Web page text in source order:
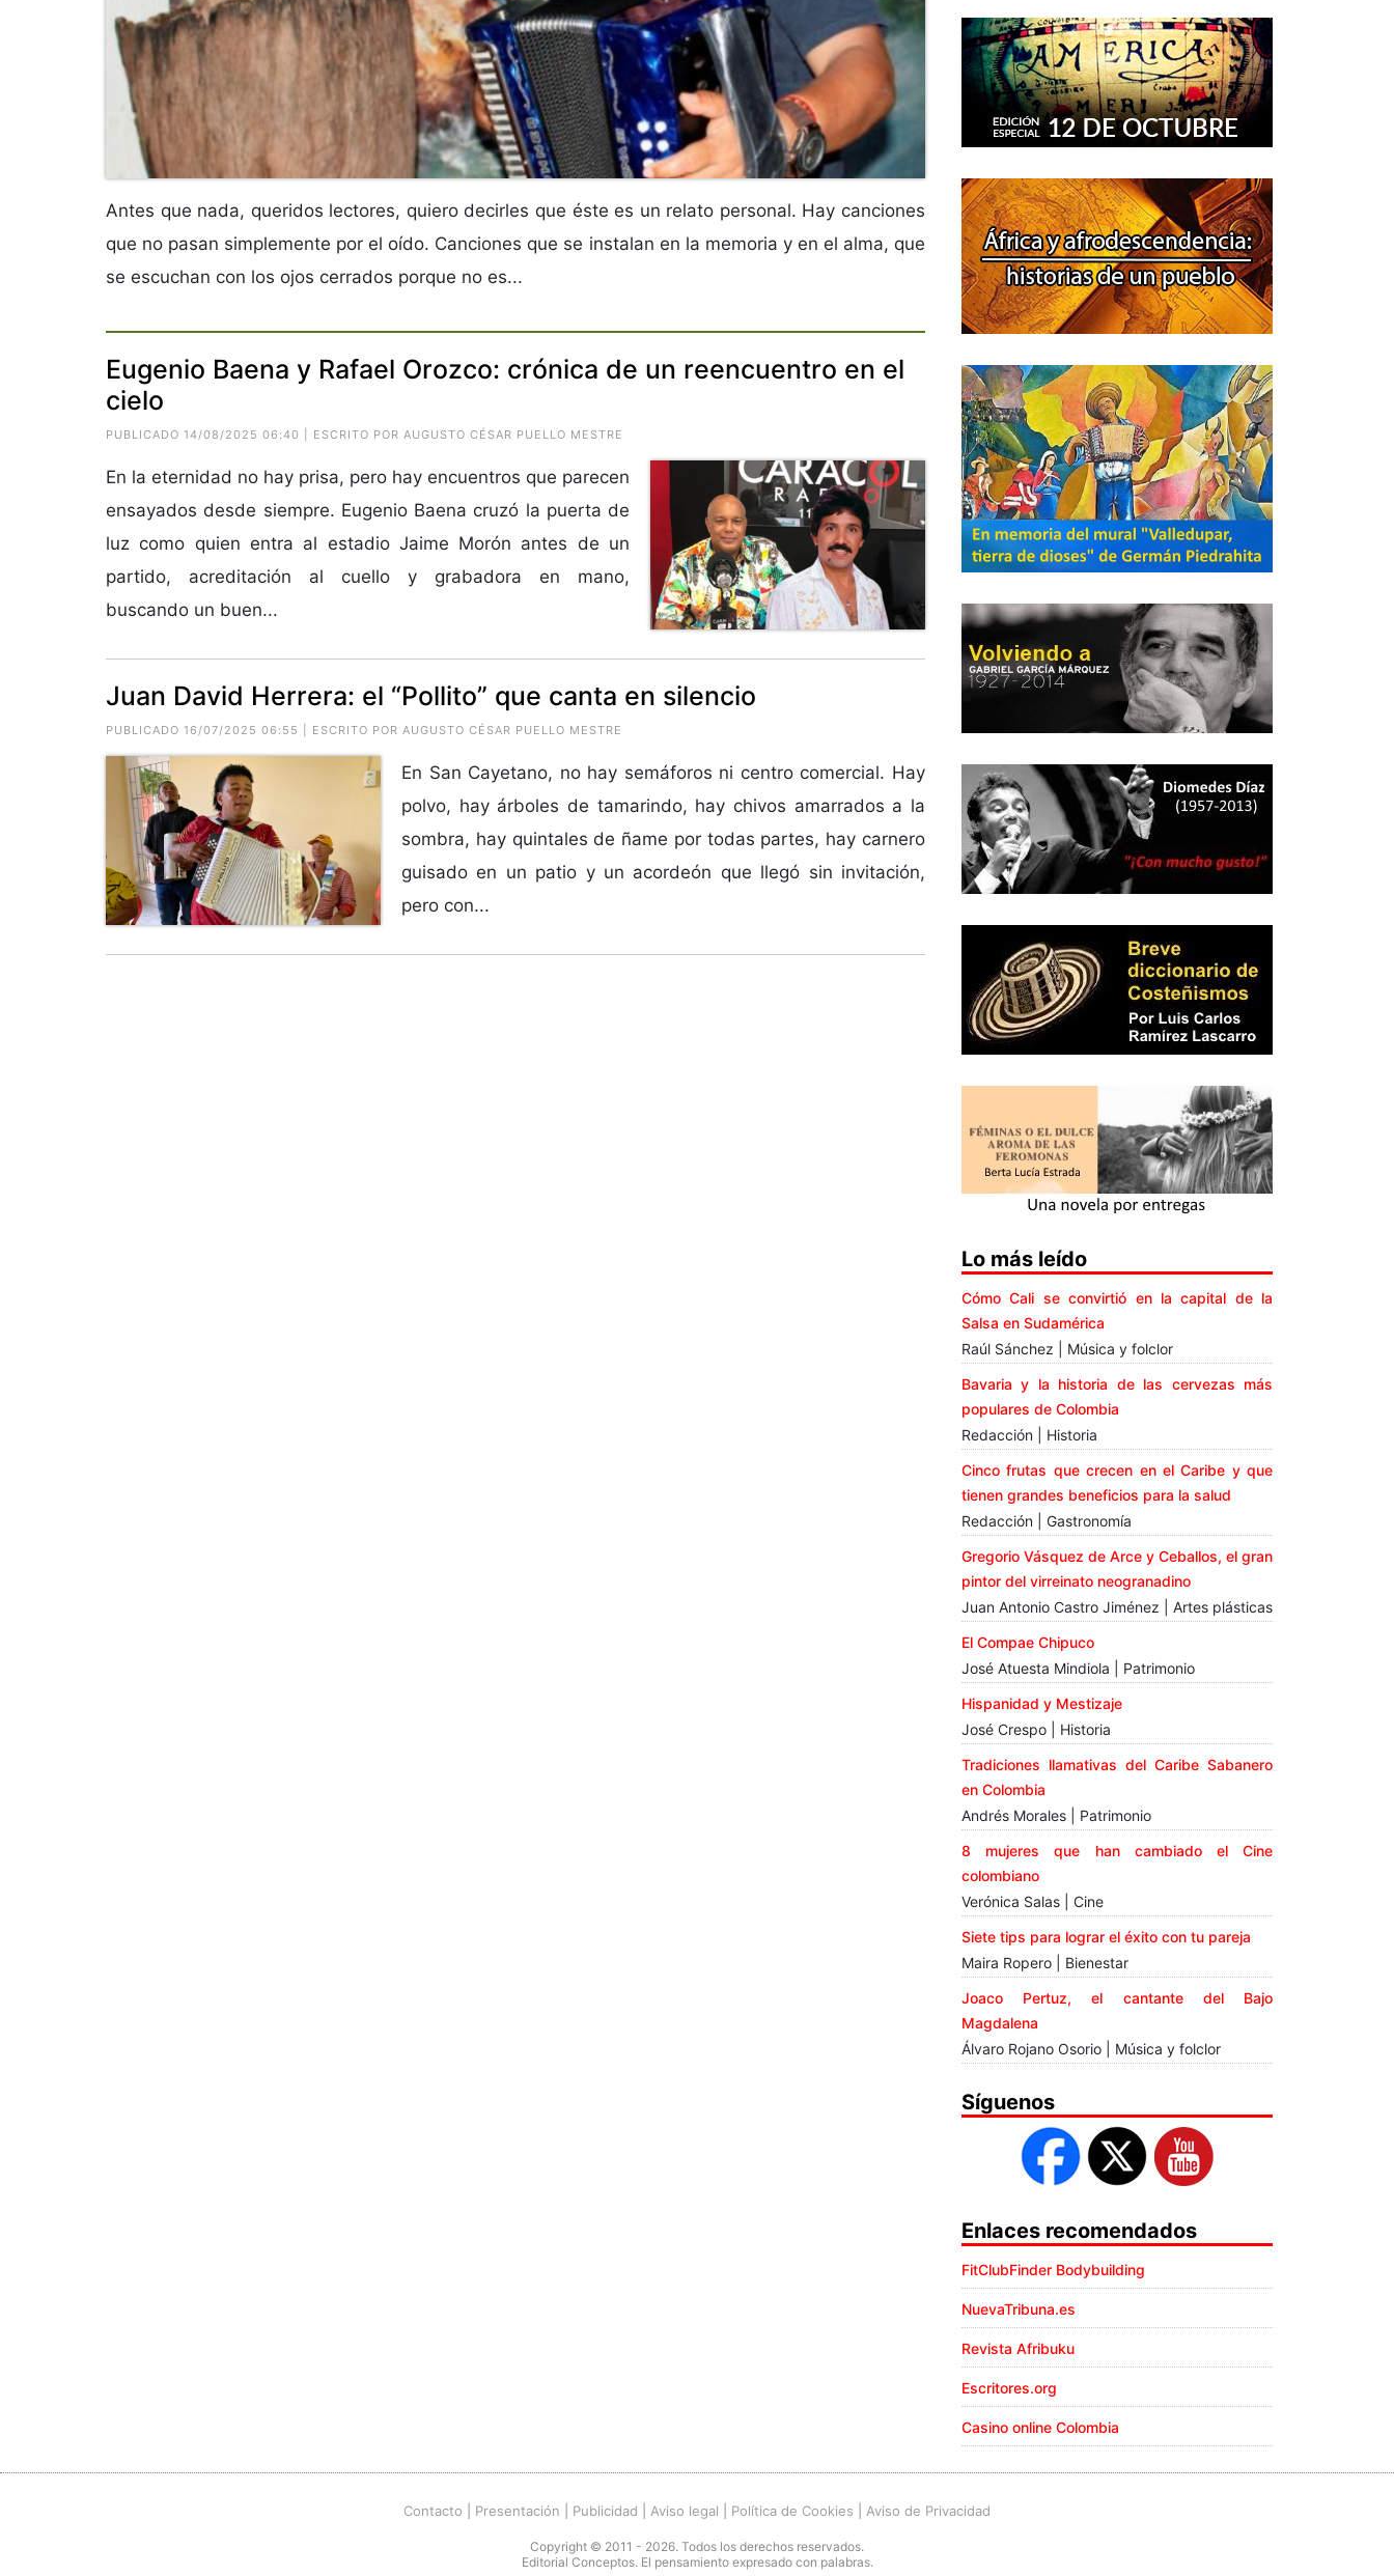
Antes que nada, queridos lectores, quiero decirles que éste es un relato personal. Hay canciones
que no pasan simplemente por el oído. Canciones que se instalan en la memoria y en el alma, que
se escuchan con los ojos cerrados porque no es...
Eugenio Baena y Rafael Orozco: crónica de un reencuentro en el
cielo
PUBLICADO 14/08/2025 06:40 | ESCRITO POR AUGUSTO CÉSAR PUELLO MESTRE
En la eternidad no hay prisa, pero hay encuentros que parecen
ensayados desde siempre. Eugenio Baena cruzó la puerta de
luz como quien entra al estadio Jaime Morón antes de un
partido, acreditación al cuello y grabadora en mano,
buscando un buen...
Juan David Herrera: el “Pollito” que canta en silencio
PUBLICADO 16/07/2025 06:55 | ESCRITO POR AUGUSTO CÉSAR PUELLO MESTRE
En San Cayetano, no hay semáforos ni centro comercial. Hay
polvo, hay árboles de tamarindo, hay chivos amarrados a la
sombra, hay quintales de ñame por todas partes, hay carnero
guisado en un patio y un acordeón que llegó sin invitación,
pero con...
Lo más leído
Cómo Cali se convirtió en la capital de la
Salsa en Sudamérica
Raúl Sánchez | Música y folclor
Bavaria y la historia de las cervezas más
populares de Colombia
Redacción | Historia
Cinco frutas que crecen en el Caribe y que
tienen grandes beneficios para la salud
Redacción | Gastronomía
Gregorio Vásquez de Arce y Ceballos, el gran
pintor del virreinato neogranadino
Juan Antonio Castro Jiménez | Artes plásticas
El Compae Chipuco
José Atuesta Mindiola | Patrimonio
Hispanidad y Mestizaje
José Crespo | Historia
Tradiciones llamativas del Caribe Sabanero
en Colombia
Andrés Morales | Patrimonio
8 mujeres que han cambiado el Cine
colombiano
Verónica Salas | Cine
Siete tips para lograr el éxito con tu pareja
Maira Ropero | Bienestar
Joaco Pertuz, el cantante del Bajo
Magdalena
Álvaro Rojano Osorio | Música y folclor
Síguenos
Enlaces recomendados
FitClubFinder Bodybuilding
NuevaTribuna.es
Revista Afribuku
Escritores.org
Casino online Colombia
Contacto Presentación Publicidad Aviso legal Política de Cookies Aviso de Privacidad
Copyright © 2011 - 2026. Todos los derechos reservados.
Editorial Conceptos. El pensamiento expresado con palabras.